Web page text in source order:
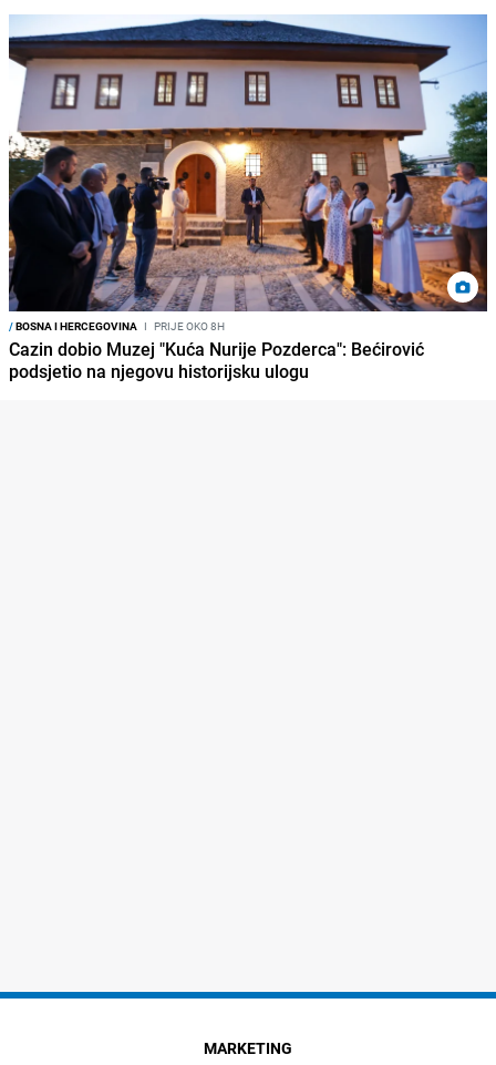
/BOSNA I HERCEGOVINA I PRIJE OKO 8H
Cazin dobio Muzej "Kuća Nurije Pozderca": Bećirović
podsjetio na njegovu historijsku ulogu
MARKETING